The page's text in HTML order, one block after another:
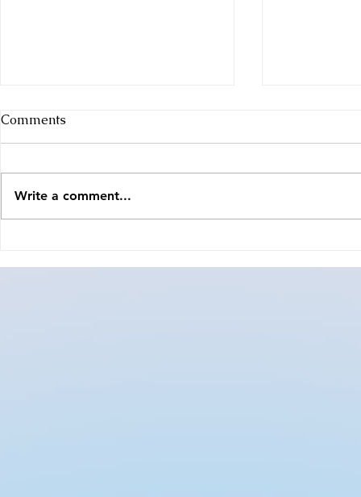
Güçlü: Luzia’nın Kalbi,
Gökyüzü
Comments
Write a comment...